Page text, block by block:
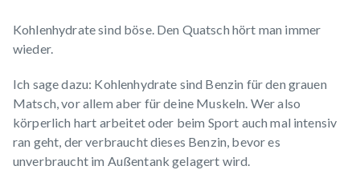
Kohlenhydrate sind böse. Den Quatsch hört man immer
wieder.
Ich sage dazu: Kohlenhydrate sind Benzin für den grauen
Matsch, vor allem aber für deine Muskeln. Wer also
körperlich hart arbeitet oder beim Sport auch mal intensiv
ran geht, der verbraucht dieses Benzin, bevor es
unverbraucht im Außentank gelagert wird.